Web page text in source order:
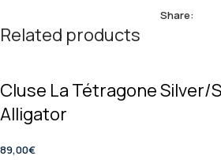
Share:
Related products
Cluse La Tétragone Silver/
Alligator
89,00€